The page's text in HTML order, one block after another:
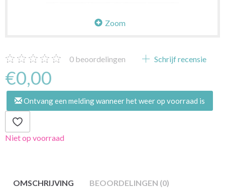
Zoom
0 beoordelingen Schrijf recensie
€0,00
Ontvang een melding wanneer het weer op voorraad is
Niet op voorraad
OMSCHRIJVING BEOORDELINGEN (0)